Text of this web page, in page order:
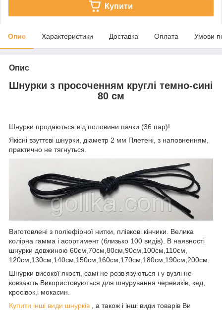
Купити
Опис Характеристики Доставка Оплата Умови
Опис
Шнурки з просоченням круглі темно-сині
80 см
Шнурки продаються від половини пачки (36 пар)!
Якісні взуттєві шнурки, діаметр 2 мм Плетені, з наповненням,
практично не тягнуться.
Виготовлені з поліефірної нитки, плівкові кінчики. Велика
колірна гамма і асортимент (близько 100 видів). В наявності
шнурки довжиною 60см,70см,80см,90см,100см,110см,
120см,130см,140см,150см,160см,170см,180см,190см,200см.
Шнурки високої якості, самі не розв'язуються і у вузлі не
ковзають.Використовуються для шнурування черевиків, кед,
кросівок,і мокасин.
Купити інші види шнурків , а також і інші види товарів Ви